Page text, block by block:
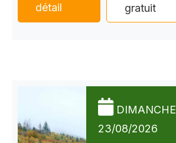
détail
gratuit
DIMANCHE
23/08/2026